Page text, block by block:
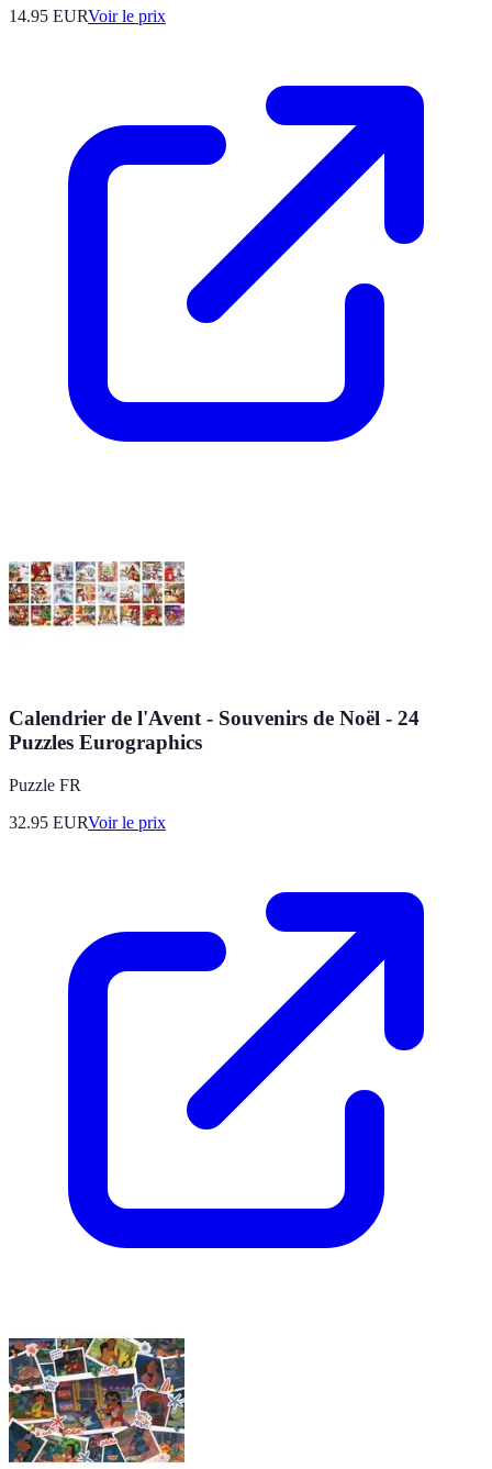
14.95 EURVoir le prix
Calendrier de l'Avent - Souvenirs de Noël - 24
Puzzles Eurographics
Puzzle FR
32.95 EURVoir le prix